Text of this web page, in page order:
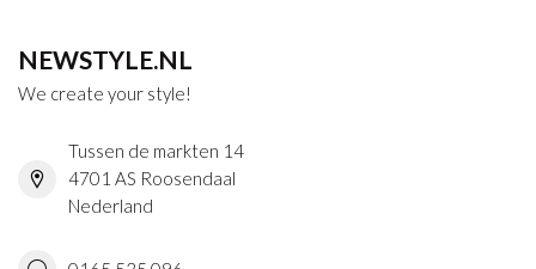
NEWSTYLE.NL
We create your style!
Tussen de markten 14
4701 AS Roosendaal
Nederland